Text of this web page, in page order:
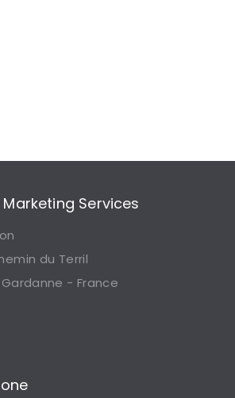
Marketing Services
du Terril
Gardanne - France